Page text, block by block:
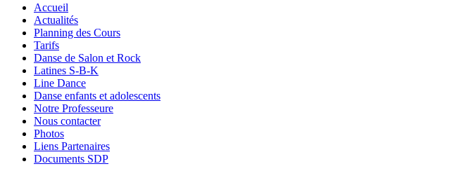
Accueil
Actualités
Planning des Cours
Tarifs
Danse de Salon et Rock
Latines S-B-K
Line Dance
Danse enfants et adolescents
Notre Professeure
Nous contacter
Photos
Liens Partenaires
Documents SDP